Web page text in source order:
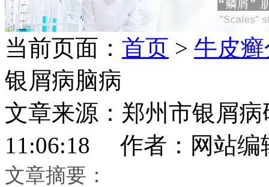
当前页面： 首页 > 牛皮
银屑病脑病
文章来源：郑州市银屑
11:06:18 作者：网站编
文章摘要：